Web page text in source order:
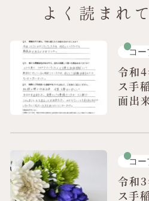
よく読まれ
コー
令和4
ス手
面出
した
コー
令和3
ス手